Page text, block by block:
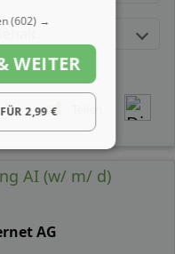
AI (w/ m/ d)
AG
(602) →
WEITER
2,99 €